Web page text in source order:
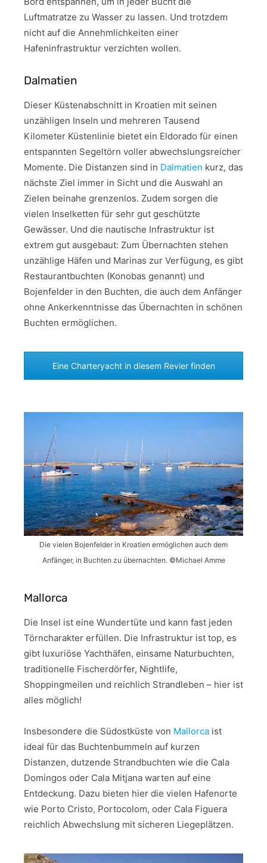
Luftmatratze zu Wasser zu lassen. Und trotzdem
nicht auf die Annehmlichkeiten einer
Hafeninfrastruktur verzichten wollen.
Dalmatien
Dieser Küstenabschnitt in Kroatien mit seinen
unzähligen Inseln und mehreren Tausend
Kilometer Küstenlinie bietet ein Eldorado für einen
entspannten Segeltörn voller abwechslungsreicher
Momente. Die Distanzen sind in Dalmatien kurz, das
nächste Ziel immer in Sicht und die Auswahl an
Zielen beinahe grenzenlos. Zudem sorgen die
vielen Inselketten für sehr gut geschützte
Gewässer. Und die nautische Infrastruktur ist
extrem gut ausgebaut: Zum Übernachten stehen
unzählige Häfen und Marinas zur Verfügung, es gibt
Restaurantbuchten (Konobas genannt) und
Bojenfelder in den Buchten, die auch dem Anfänger
ohne Ankerkenntnisse das Übernachten in schönen
Buchten ermöglichen.
Eine Charteryacht in diesem Revier finden
Die vielen Bojenfelder in Kroatien ermöglichen auch dem
Anfänger, in Buchten zu übernachten. ©Michael Amme
Mallorca
Die Insel ist eine Wundertüte und kann fast jeden
Törncharakter erfüllen. Die Infrastruktur ist top, es
gibt luxuriöse Yachthäfen, einsame Naturbuchten,
traditionelle Fischerdörfer, Nightlife,
Shoppingmeilen und reichlich Strandleben – hier ist
alles möglich!
Insbesondere die Südostküste von Mallorca ist
ideal für das Buchtenbummeln auf kurzen
Distanzen, dutzende Strandbuchten wie die Cala
Domingos oder Cala Mitjana warten auf eine
Entdeckung. Dazu bieten hier die vielen Hafenorte
wie Porto Cristo, Portocolom, oder Cala Figuera
reichlich Abwechslung mit sicheren Liegeplätzen.